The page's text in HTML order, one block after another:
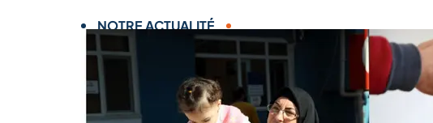
NOTRE ACTUALITÉ